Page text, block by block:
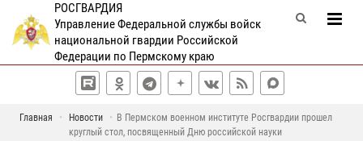
РОСГВАРДИЯ
Управление Федеральной службы войск
национальной гвардии Российской
Федерации по Пермскому краю
Главная Новости
В Пермском военном институте Росгвардии прошел
круглый стол, посвященный Дню российской науки